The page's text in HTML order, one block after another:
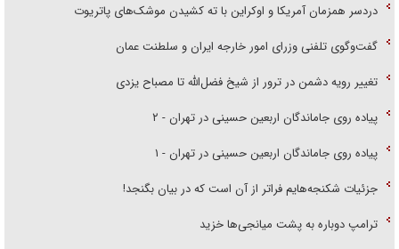
دردسر همزمان آمریکا و اوکراین با ته کشیدن موشک‌های پاتریوت
گفت‌وگوی تلفنی وزرای امور خارجه ایران و سلطنت عمان
تغییر رویه دشمن در ترور از شیخ فضل‌الله تا مصباح یزدی
پیاده روی جاماندگان اربعین حسینی در تهران - ۲
پیاده روی جاماندگان اربعین حسینی در تهران - ۱
جزئیات شکنجه‌هایم فراتر از آن است که در بیان بگنجد!
ترامپ دوباره به پشت میانجی‌ها خزید